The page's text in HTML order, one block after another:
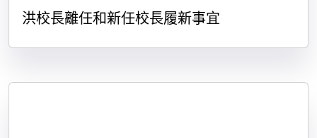
洪校長離任和新任校長履新事宜